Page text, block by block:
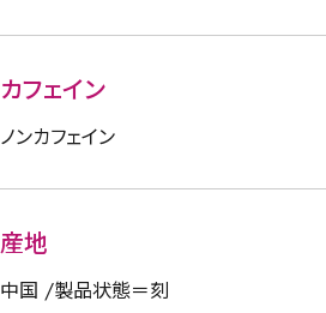
カフェイン
ノンカフェイン
産地
中国 /製品状態＝刻